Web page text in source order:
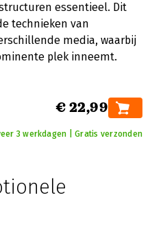
essentieel. Dit
technieken van
media, waarbij
plek inneemt.
€ 22,99
3 werkdagen | Gratis verzonden